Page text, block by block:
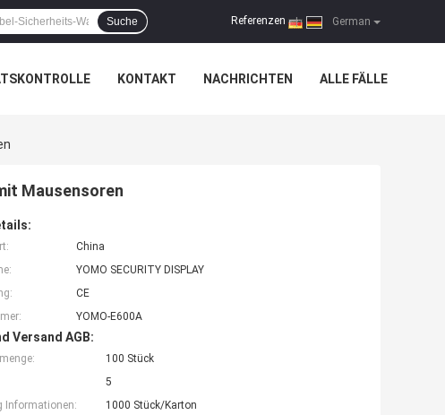
German
Referenzen |
Suche
KONTAKT NACHRICHTEN ALLE FÄLLE
Mausensoren
China
YOMO SECURITY DISPLAY
CE
YOMO-E600A
Versand AGB:
100 Stück
5
Informationen:
1000 Stück/Karton